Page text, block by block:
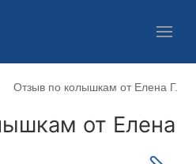
Отзыв по колышкам от Елена Г.
от Елена